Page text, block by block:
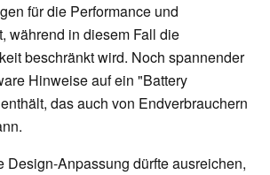
für die Performance und
während in diesem Fall die
beschränkt wird. Noch spannender
Hinweise auf ein "Battery
das auch von Endverbrauchern
Design-Anpassung dürfte ausreichen,